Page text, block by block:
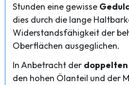
Stunden eine gewisse
dies durch die lange
Widerstandsfähigkeit der
Oberflächen ausgeglichen.
In Anbetracht der
den hohen Ölanteil und der